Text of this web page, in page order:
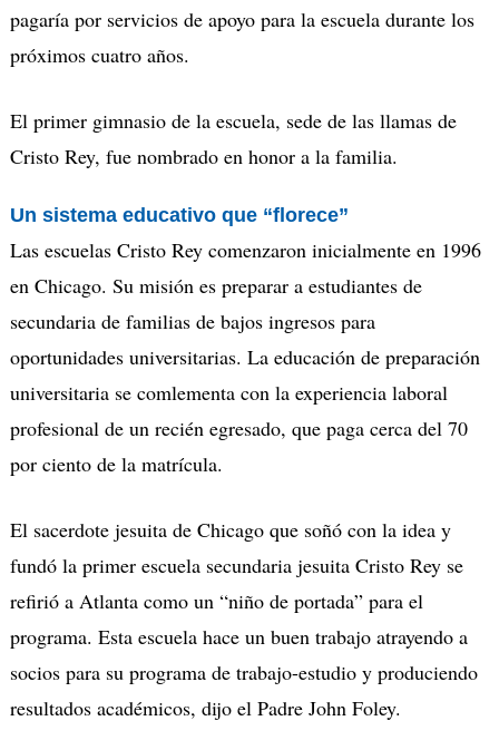
pagaría por servicios de apoyo para la escuela durante los
próximos cuatro años.
El primer gimnasio de la escuela, sede de las llamas de
Cristo Rey, fue nombrado en honor a la familia.
Un sistema educativo que “florece”
Las escuelas Cristo Rey comenzaron inicialmente en 1996
en Chicago. Su misión es preparar a estudiantes de
secundaria de familias de bajos ingresos para
oportunidades universitarias. La educación de preparación
universitaria se comlementa con la experiencia laboral
profesional de un recién egresado, que paga cerca del 70
por ciento de la matrícula.
El sacerdote jesuita de Chicago que soñó con la idea y
fundó la primer escuela secundaria jesuita Cristo Rey se
refirió a Atlanta como un “niño de portada” para el
programa. Esta escuela hace un buen trabajo atrayendo a
socios para su programa de trabajo-estudio y produciendo
resultados académicos, dijo el Padre John Foley.